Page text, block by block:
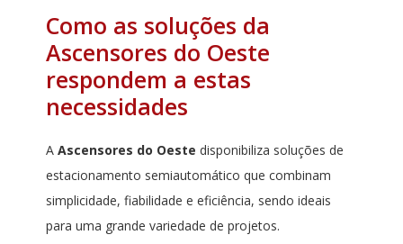
Como as soluções da
Ascensores do Oeste
respondem a estas
necessidades
A Ascensores do Oeste disponibiliza soluções de
estacionamento semiautomático que combinam
simplicidade, fiabilidade e eficiência, sendo ideais
para uma grande variedade de projetos.